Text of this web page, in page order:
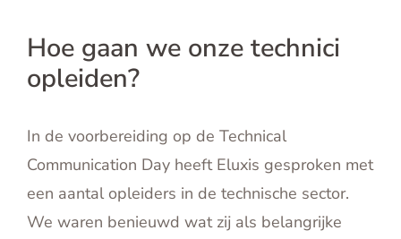
Inspiratie
English
Contact
Hoe gaan we onze technici
opleiden?
In de voorbereiding op de Technical
Communication Day heeft Eluxis gesproken met
een aantal opleiders in de technische sector.
We waren benieuwd wat zij als belangrijke